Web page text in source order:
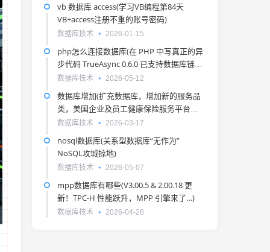
vb 数据库 access(学习VB编程第84天
VB+access注册不重的账号密码)
数据库技术 2026-01-15
php怎么连接数据库(在 PHP 中写真正的异
步代码 TrueAsync 0.6.0 已支持数据库链接
池)
数据库技术 2026-05-12
数据库增加(扩充数据库，增加新的服务品
类，美国企业及员工健康保险服务平台
Maxwell Health完成2640万美元B轮融资)
数据库技术 2026-03-17
nosql数据库(关系型数据库“无作为”
NoSQL攻城掠地)
数据库技术 2026-05-07
mpp数据库有哪些(V3.00.5 & 2.00.18 更
新！TPC-H 性能跃升，MPP 引擎来了…)
数据库技术 2026-04-28